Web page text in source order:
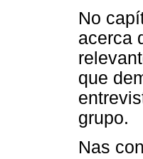
No
acerca
que
grupo.
Nas